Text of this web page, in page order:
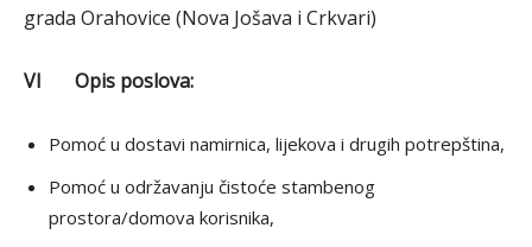
grada Orahovice (Nova Jošava i Crkvari)
VI Opis poslova:
Pomoć u dostavi namirnica, lijekova i drugih potrepština,
Pomoć u održavanju čistoće stambenog
prostora/domova korisnika,